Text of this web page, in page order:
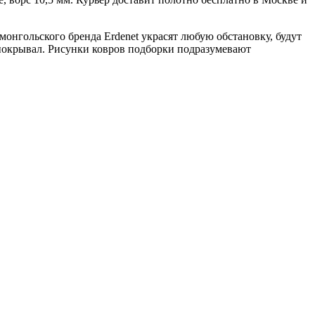
бренда Erdenet украсят любую обстановку, будут
Рисунки ковров подборки подразумевают